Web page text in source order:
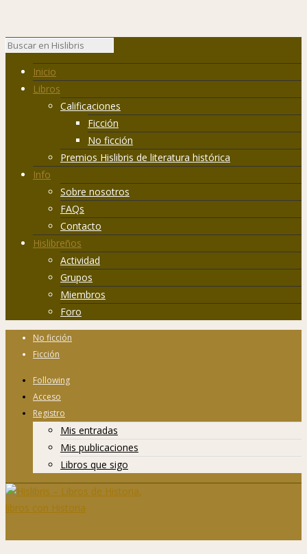
Inicio
Libros
Calificaciones
Ficción
No ficción
Premios Hislibris de literatura histórica
Info
Sobre nosotros
FAQs
Contacto
Hislibreños
Actividad
Grupos
Miembros
Foro
No ficción
Ficción
Following
Acceso
Registro
Mis entradas
Mis publicaciones
Libros que sigo